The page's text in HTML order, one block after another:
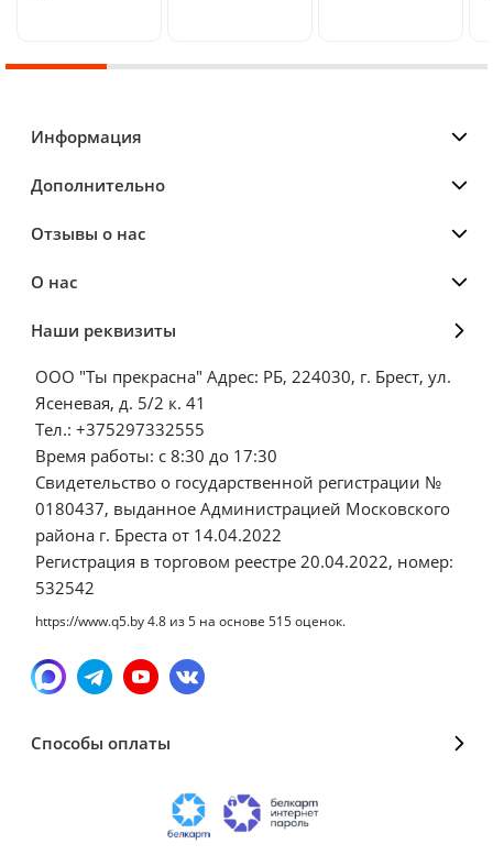
Информация
Дополнительно
Отзывы о нас
О нас
Наши реквизиты
ООО "Ты прекрасна" Адрес: РБ, 224030, г. Брест, ул.
Ясеневая, д. 5/2 к. 41
Тел.: +375297332555
Время работы: с 8:30 до 17:30
Свидетельство о государственной регистрации №
0180437, выданное Администрацией Московского
района г. Бреста от 14.04.2022
Регистрация в торговом реестре 20.04.2022, номер:
532542
https://www.q5.by4.8 из5 на основе 515оценок.
Способы оплаты